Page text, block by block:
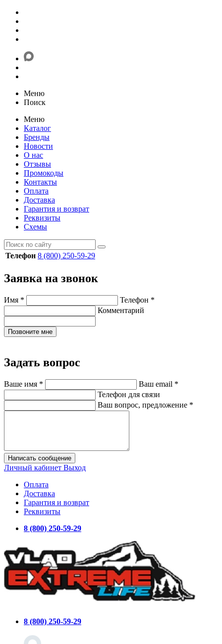
Меню
Поиск
Меню
Каталог
Бренды
Новости
О нас
Отзывы
Промокоды
Контакты
Оплата
Доставка
Гарантия и возврат
Реквизиты
Схемы
Телефон 8 (800) 250-59-29
Заявка на звонок
Имя * Телефон *
Комментарий
Позвоните мне
Задать вопрос
Ваше имя * Ваш email *
Телефон для связи
Ваш вопрос, предложение *
Написать сообщение
Личный кабинет Выход
Оплата
Доставка
Гарантия и возврат
Реквизиты
8 (800) 250-59-29
8 (800) 250-59-29